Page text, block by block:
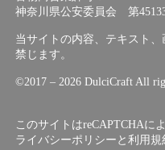
神奈川県公安委員会 第
当サイトの内容、テキスト
禁じます。
©︎2017 – 2026 DulciCraft All
このサイトはreCAPTCHAに
ライバシーポリシー と 利用規